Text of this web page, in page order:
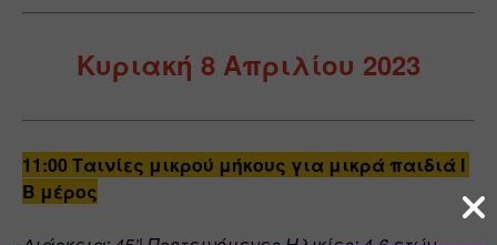
Κυριακή 8 Απριλίου 2023
11:00 Ταινίες μικρού μήκους για μικρά παιδιά Ι
Β μέρος